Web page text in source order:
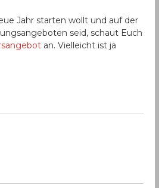
Jahr starten wollt und auf der
seid, schaut Euch
an. Vielleicht ist ja